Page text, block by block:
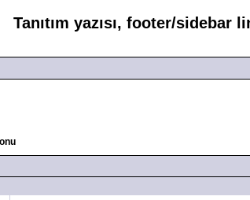
Tanıtım yazısı, footer/